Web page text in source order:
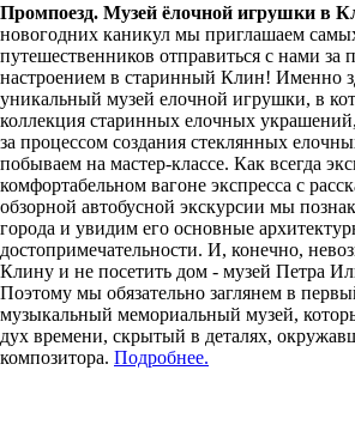
Промпоезд. Музей ёлочной игрушки в
новогодних каникул мы приглашаем
путешественников отправиться с нами за
настроением в старинный Клин! Именно
уникальный музей елочной игрушки, в
коллекция старинных елочных
за процессом создания стеклянных
побываем на мастер-классе. Как всегда
комфортабельном вагоне экспресса с
обзорной автобусной экскурсии мы
города и увидим его основные
достопримечательности. И, конечно,
Клину и не посетить дом - музей Петра
Поэтому мы обязательно заглянем в
музыкальный мемориальный музей,
дух времени, скрытый в деталях,
композитора. Подробнее.